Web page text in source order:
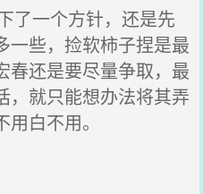
了一个方针，还是先
一些，捡软柿子捏是最
春还是要尽量争取，最
，就只能想办法将其弄
白不用。